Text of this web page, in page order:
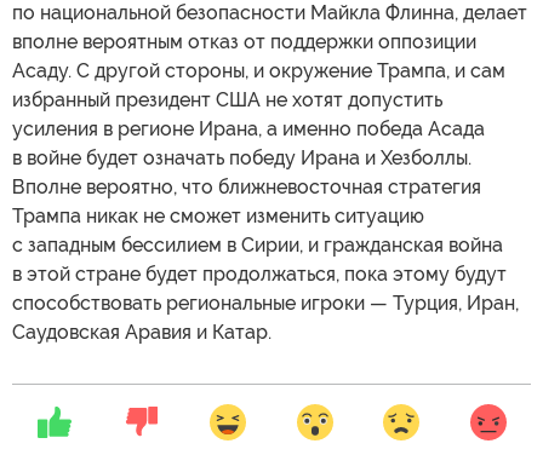
по национальной безопасности Майкла Флинна, делает
вполне вероятным отказ от поддержки оппозиции
Асаду. С другой стороны, и окружение Трампа, и сам
избранный президент США не хотят допустить
усиления в регионе Ирана, а именно победа Асада
в войне будет означать победу Ирана и Хезболлы.
Вполне вероятно, что ближневосточная стратегия
Трампа никак не сможет изменить ситуацию
с западным бессилием в Сирии, и гражданская война
в этой стране будет продолжаться, пока этому будут
способствовать региональные игроки — Турция, Иран,
Саудовская Аравия и Катар.